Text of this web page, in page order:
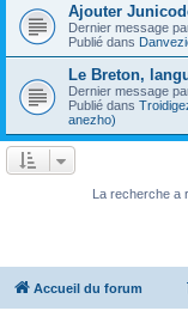
Ajouter
Dernier message
Publié dans
Le Breton,
Dernier message
Publié dans
anezho)
La recherche a
Accueil du forum